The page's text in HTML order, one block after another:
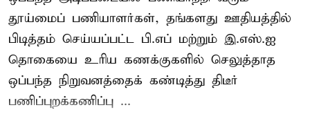
தூய்மைப் பணியாளர்கள், தங்களது ஊதியத்தில்
பிடித்தம் செய்யப்பட்ட பி.எப் மற்றும் இ.எஸ்.ஐ
தொகையை உரிய கணக்குகளில் செலுத்தாத
ஒப்பந்த நிறுவனத்தைக் கண்டித்து திடீர்
பணிப்புறக்கணிப்பு ...